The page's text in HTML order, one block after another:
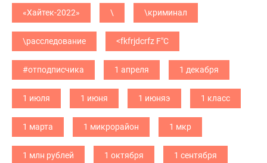
«Хайтек-2022» \ \криминал
\расследование <fkfrjdcrfz F"C
#отподписчика 1 апреля 1 декабря
1 июля 1 июня 1 июняэ 1 класс
1 марта 1 микрорайон 1 мкр
1 млн рублей 1 октября 1 сентября